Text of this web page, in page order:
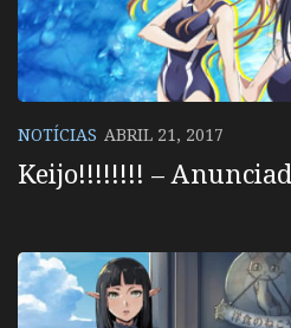
NOTÍCIAS ABRIL 21, 2017
Keijo!!!!!!!! –